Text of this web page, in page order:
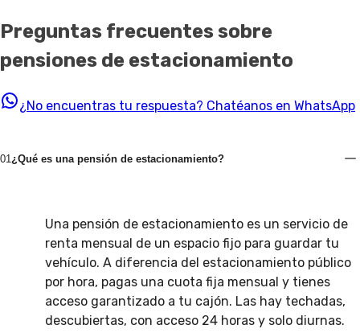
Preguntas frecuentes sobre
pensiones de estacionamiento
¿No encuentras tu respuesta? Chatéanos en WhatsApp
01 ¿Qué es una pensión de estacionamiento?
Una pensión de estacionamiento es un servicio de
renta mensual de un espacio fijo para guardar tu
vehículo. A diferencia del estacionamiento público
por hora, pagas una cuota fija mensual y tienes
acceso garantizado a tu cajón. Las hay techadas,
descubiertas, con acceso 24 horas y solo diurnas.